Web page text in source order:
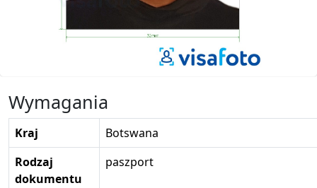
Wymagania
Kraj
Botswana
Rodzaj
dokumentu
paszport